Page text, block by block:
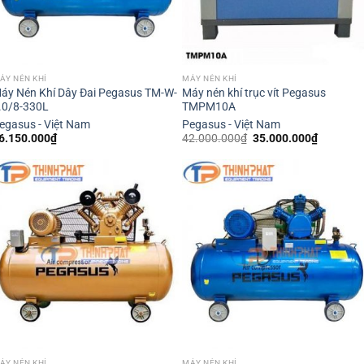
NÉN KHÍ
Nén Khí Dây Đai Pegasus TM-W-
8-330L
- Việt Nam
₫
MÁY NÉN KHÍ
Máy nén khí trục vít Pegasus
TMPM10A
Pegasus - Việt Nam
42.000.000₫ Giá
42.000.000₫.
35.000.000₫Giá
hiện